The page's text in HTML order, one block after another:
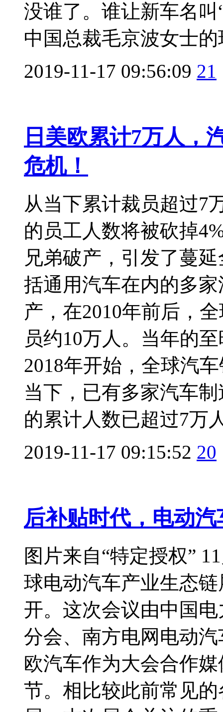
没谁了。谁让新车名
中国总裁毛京波女士的
2019-11-17 09:56:09 21
日美欧累计7万人，
危机！
从当下累计裁员超过7
的员工人数将被砍掉
兄弟破产，引发了蔓
括通用汽车在内的多
产，在2010年前后，
员约10万人。当年的
2018年开始，全球汽
当下，已有多家汽车
的累计人数已超过7万
2019-11-17 09:15:52 20
后补贴时代，电动
图片来自“特定授权”
球电动汽车产业生态
开。这次会议由中国
分会、南方电网电动
欧汽车作为大会合作
节。相比较此前常见